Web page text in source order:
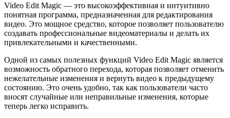
Video Edit Magic — это высокоэффективная и интуитивно
понятная программа, предназначенная для редактирования
видео. Это мощное средство, которое позволяет пользователю
создавать профессиональные видеоматериалы и делать их
привлекательными и качественными.
Одной из самых полезных функций Video Edit Magic является
возможность обратного перехода, которая позволяет отменить
нежелательные изменения и вернуть видео к предыдущему
состоянию. Это очень удобно, так как пользователи часто
вносят случайные или неправильные изменения, которые
теперь легко исправить.